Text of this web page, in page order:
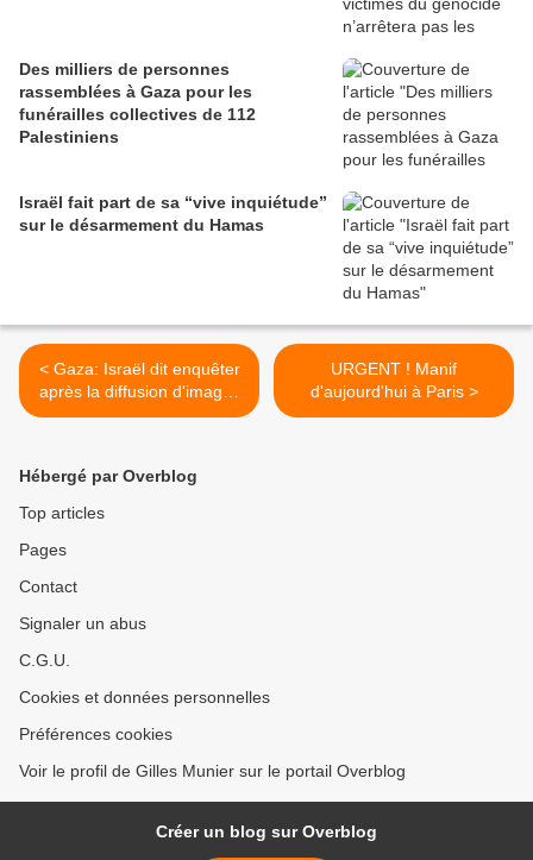
Des milliers de personnes
rassemblées à Gaza pour les
funérailles collectives de 112
Palestiniens
Israël fait part de sa “vive inquiétude”
sur le désarmement du Hamas
< Gaza: Israël dit enquêter
après la diffusion d'images
de Palestiniens menottés
URGENT ! Manif
d'aujourd'hui à Paris >
Hébergé par Overblog
Top articles
Pages
Contact
Signaler un abus
C.G.U.
Cookies et données personnelles
Préférences cookies
Voir le profil de Gilles Munier sur le portail Overblog
Créer un blog sur Overblog